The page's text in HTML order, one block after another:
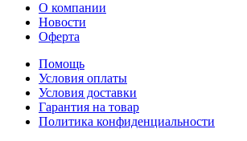
О компании
Новости
Оферта
Помощь
Условия оплаты
Условия доставки
Гарантия на товар
Политика конфиденциальности